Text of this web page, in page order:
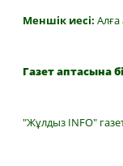
Меншік иесі:
Газет аптасына
"Жұлдыз INFO"